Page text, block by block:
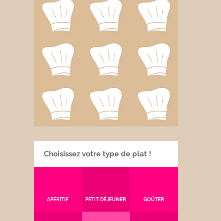
Choisissez votre type de plat !
APÉRITIF PETIT-DÉJEUNER GOÛTER